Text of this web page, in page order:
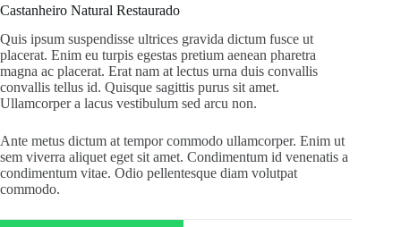
Castanheiro Natural Restaurado
Quis ipsum suspendisse ultrices gravida dictum fusce ut
placerat. Enim eu turpis egestas pretium aenean pharetra
magna ac placerat. Erat nam at lectus urna duis convallis
convallis tellus id. Quisque sagittis purus sit amet.
Ullamcorper a lacus vestibulum sed arcu non.
Ante metus dictum at tempor commodo ullamcorper. Enim ut
sem viverra aliquet eget sit amet. Condimentum id venenatis a
condimentum vitae. Odio pellentesque diam volutpat
commodo.